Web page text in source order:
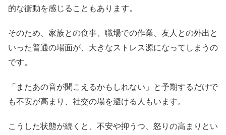
的な衝動を感じることもあります。
そのため、家族との食事、職場での作業、友人との外出と
いった普通の場面が、大きなストレス源になってしまうの
です。
「またあの音が聞こえるかもしれない」と予期するだけで
も不安が高まり、社交の場を避ける人もいます。
こうした状態が続くと、不安や抑うつ、怒りの高まりとい